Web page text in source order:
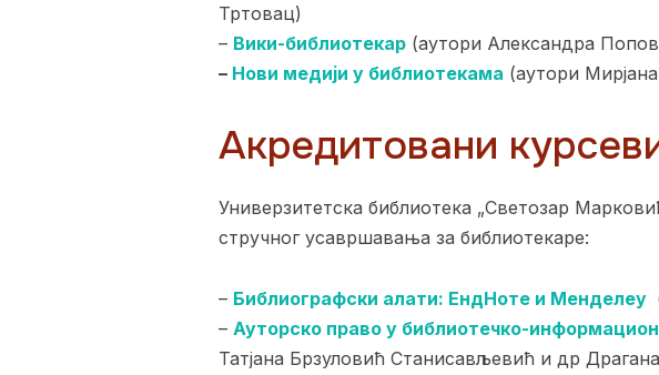
Тртовац)
– Вики-библиотекар (аутори Александра
– Нови медији у библиотекама (аутори
Акредитовани
Универзитетска библиотека „Светозар
стручног усавршавања за библиотекаре:
– Библиографски алати: ЕндНоте и Менделеy
– Ауторско право у библиотечко-
Татјана Брзуловић Станисављевић и др